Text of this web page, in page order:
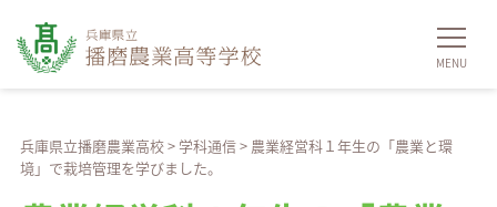
兵庫県立播磨農業高校> 学科通信> 農業経営科１年生の「農業と環
境」で栽培管理を学びました。